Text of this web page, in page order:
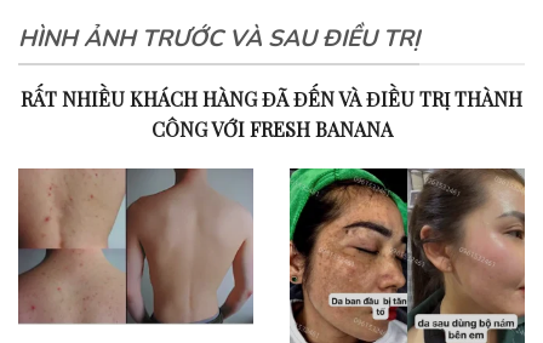
HÌNH ẢNH TRƯỚC VÀ SAU ĐIỀU TRỊ
RẤT NHIỀU KHÁCH HÀNG ĐÃ ĐẾN VÀ ĐIỀU TRỊ THÀNH
CÔNG VỚI FRESH BANANA